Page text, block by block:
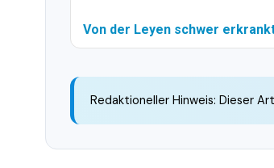
Von der Leyen schwer
Redaktioneller Hinweis: Dieser